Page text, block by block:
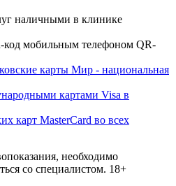
QR-
необходимо
со специалистом. 18+